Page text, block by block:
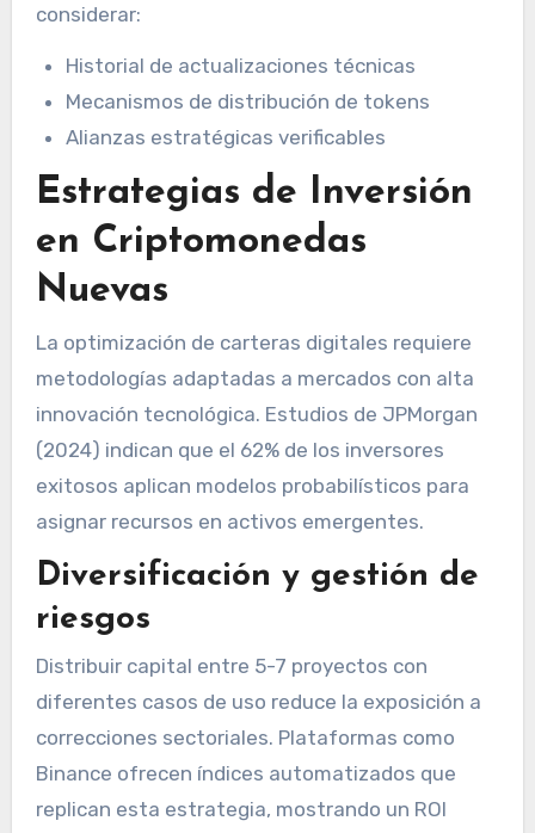
considerar:
Historial de actualizaciones técnicas
Mecanismos de distribución de tokens
Alianzas estratégicas verificables
Estrategias de Inversión
en Criptomonedas
Nuevas
La optimización de carteras digitales requiere
metodologías adaptadas a mercados con alta
innovación tecnológica. Estudios de JPMorgan
(2024) indican que el 62% de los inversores
exitosos aplican modelos probabilísticos para
asignar recursos en activos emergentes.
Diversificación y gestión de
riesgos
Distribuir capital entre 5-7 proyectos con
diferentes casos de uso reduce la exposición a
correcciones sectoriales. Plataformas como
Binance ofrecen índices automatizados que
replican esta estrategia, mostrando un ROI